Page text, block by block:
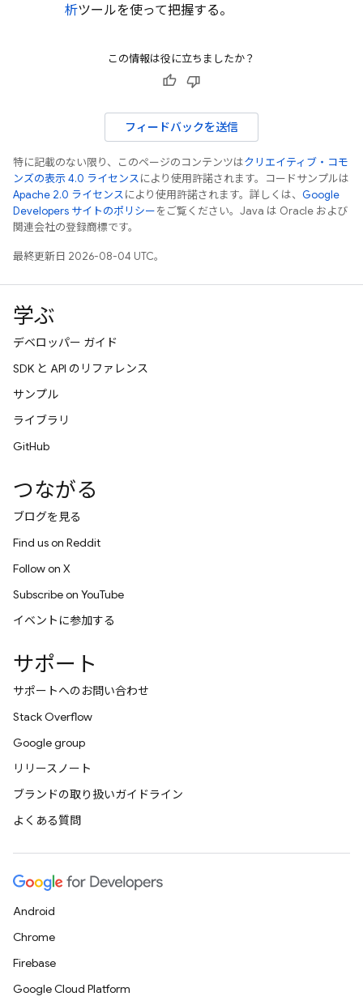
析ツールを使って把握する。
この情報は役に立ちましたか？
フィードバックを送信
特に記載のない限り、このページのコンテンツはクリエイティブ・コモ
ンズの表示 4.0 ライセンスにより使用許諾されます。コードサンプルは
Apache 2.0 ライセンスにより使用許諾されます。詳しくは、 Google
Developers サイトのポリシーをご覧ください。Java は Oracle および
関連会社の登録商標です。
最終更新日 2026-08-04 UTC。
学ぶ
デベロッパー ガイド
SDK と API のリファレンス
サンプル
ライブラリ
GitHub
つながる
ブログを見る
Find us on Reddit
Follow on X
Subscribe on YouTube
イベントに参加する
サポート
サポートへのお問い合わせ
Stack Overflow
Google group
リリースノート
ブランドの取り扱いガイドライン
よくある質問
Android
Chrome
Firebase
Google Cloud Platform